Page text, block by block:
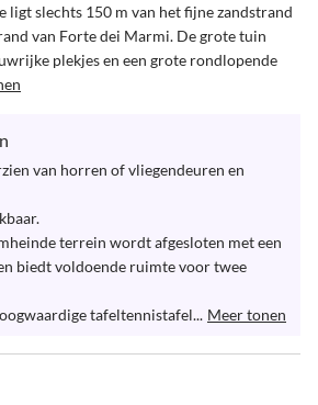
ligt slechts 150 m van het fijne zandstrand
van Forte dei Marmi. De grote tuin
plekjes en een grote rondlopende
van horren of vliegendeuren en
terrein wordt afgesloten met een
biedt voldoende ruimte voor twee
tafeltennistafel... Meer tonen